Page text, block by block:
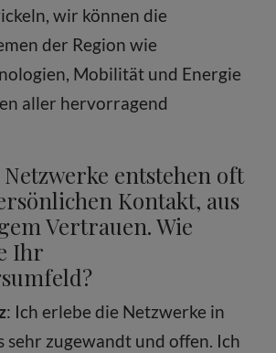
wir können die
der Region wie
Mobilität und Energie
aller hervorragend
entstehen oft
Kontakt, aus
Vertrauen. Wie
Ihr
: Ich erlebe die Netzwerke in
sehr zugewandt und offen. Ich